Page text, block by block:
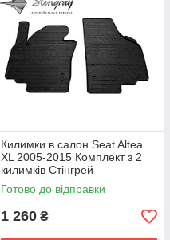
Килимки в салон Seat Altea
XL 2005-2015 Комплект з 2
килимків Стінгрей
Готово до відправки
1 260 ₴